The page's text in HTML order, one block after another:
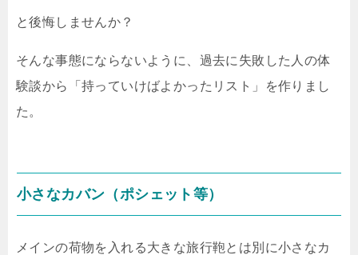
と後悔しませんか？
そんな事態にならないように、過去に失敗した人の体
験談から「持っていけばよかったリスト」を作りまし
た。
小さなカバン（ポシェット等）
メインの荷物を入れる大きな旅行鞄とは別に小さなカ